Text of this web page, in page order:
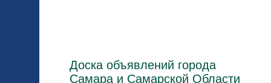
Доска объявлений города
Самара и Самарской Области